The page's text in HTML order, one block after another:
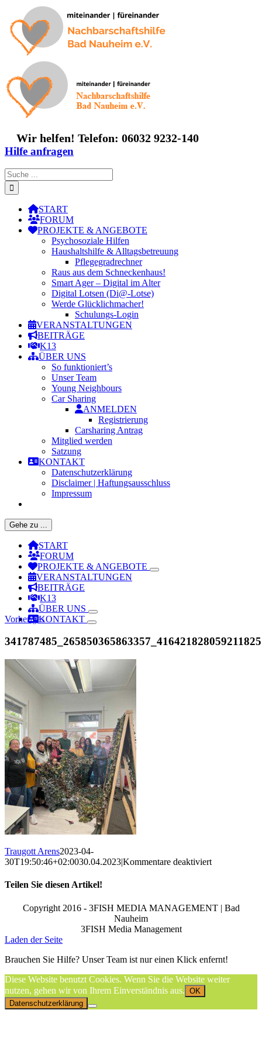
Inhalt
springen
Wir helfen! Telefon: 06032 9232-140
Hilfe anfragen
Suche
nach:
START
FORUM
PROJEKTE & ANGEBOTE
Psychosoziale Hilfen
Haushaltshilfe & Alltagsbetreuung
Pflegegradrechner
Raus aus dem Schneckenhaus!
Smart Ager – Digital im Alter
Digital Lotsen (Di@-Lotse)
Werde Glücklichmacher!
Schulungs-Login
VERANSTALTUNGEN
BEITRÄGE
K13
ÜBER UNS
So funktioniert’s
Unser Team
Young Neighbours
Car Sharing
ANMELDEN
Registrierung
Carsharing Antrag
Mitglied werden
Satzung
KONTAKT
Datenschutzerklärung
Disclaimer | Haftungsausschluss
Impressum
Gehe zu ...
START
FORUM
PROJEKTE & ANGEBOTE
VERANSTALTUNGEN
BEITRÄGE
K13
ÜBER UNS
KONTAKT
Vorheriges
Traugott Arens2023-04-
30T19:50:46+02:0030.04.2023|Kommentare deaktiviertfür
Teilen Sie diesen Artikel!
Facebook
Reddit
LinkedIn
WhatsApp
Telegram
Tumblr
Pinterest
EmailCopyright 2016 - 3FISH MEDIA MANAGEMENT | Bad
Nauheim
3FISH Media Management
Laden der Seite
Brauchen Sie Hilfe? Unser Team ist nur einen Klick enfernt!
Diese Website benutzt Cookies. Wenn Sie die Website weiter
nutzen, gehen wir von Ihrem Einverständnis aus. OK
Datenschutzerklärung